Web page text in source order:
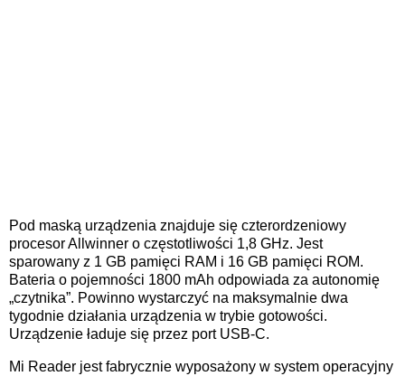
Pod maską urządzenia znajduje się czterordzeniowy
procesor Allwinner o częstotliwości 1,8 GHz. Jest
sparowany z 1 GB pamięci RAM i 16 GB pamięci ROM.
Bateria o pojemności 1800 mAh odpowiada za autonomię
„czytnika”. Powinno wystarczyć na maksymalnie dwa
tygodnie działania urządzenia w trybie gotowości.
Urządzenie ładuje się przez port USB-C.
Mi Reader jest fabrycznie wyposażony w system operacyjny